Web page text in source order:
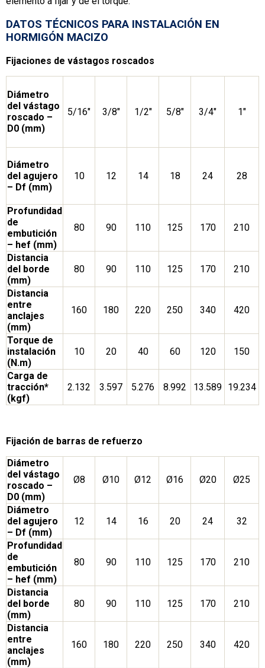
DATOS TÉCNICOS PARA INSTALACIÓN EN
HORMIGÓN MACIZO
Fijaciones de vástagos roscados
Diámetro
del vástago
roscado –
D0 (mm)
5/16″ 3/8″ 1/2″ 5/8″ 3/4″ 1″
Diámetro
del agujero
– Df (mm)
10 12 14 18 24 28
Profundidad
de
embutición
– hef (mm)
80 90 110 125 170 210
Distancia
del borde
(mm)
80 90 110 125 170 210
Distancia
entre
anclajes
(mm)
160 180 220 250 340 420
Torque de
instalación
(N.m)
10 20 40 60 120 150
Carga de
tracción*
(kgf)
2.132 3.597 5.276 8.992 13.589 19.234
Fijación de barras de refuerzo
Diámetro
del vástago
roscado –
D0 (mm)
Ø8 Ø10 Ø12 Ø16 Ø20 Ø25
Diámetro
del agujero
– Df (mm)
12 14 16 20 24 32
Profundidad
de
embutición
– hef (mm)
80 90 110 125 170 210
Distancia
del borde
(mm)
80 90 110 125 170 210
Distancia
entre
anclajes
(mm)
160 180 220 250 340 420